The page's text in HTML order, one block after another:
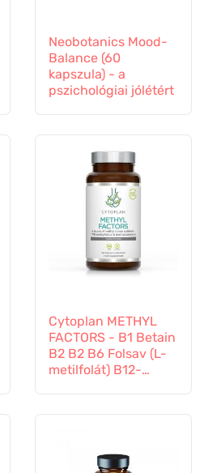
Neobotanics Mood-
Balance (60
kapszula) - a
pszichológiai jólétért
Cytoplan METHYL
FACTORS - B1 Betain
B2 B2 B6 Folsav (L-
metilfolát) B12-